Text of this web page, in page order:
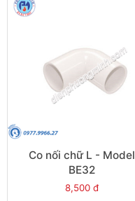
Co nối chữ L - Model
BE32
8,500 đ